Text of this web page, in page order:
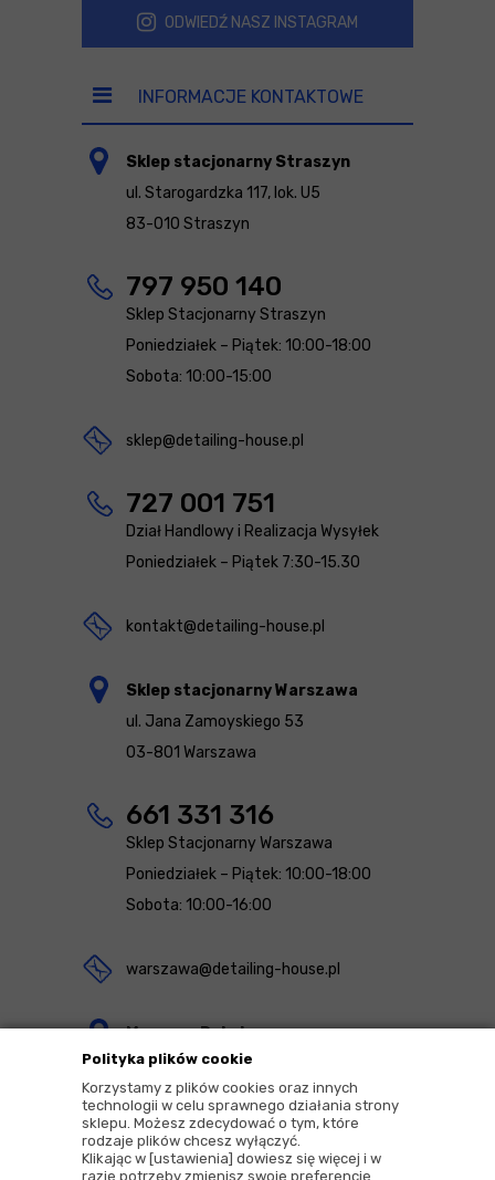
Polityka plików cookie
Korzystamy z plików cookies oraz innych
technologii w celu sprawnego działania strony
sklepu. Możesz zdecydować o tym, które
rodzaje plików chcesz wyłączyć.
Klikając w [ustawienia] dowiesz się więcej i w
razie potrzeby zmienisz swoje preferencje
ODWIEDŹ NASZ INSTAGRAM
INFORMACJE KONTAKTOWE
Sklep stacjonarny Straszyn
ul. Starogardzka 117, lok. U5
83-010 Straszyn
797 950 140
Sklep Stacjonarny Straszyn
Poniedziałek – Piątek: 10:00-18:00
Sobota: 10:00-15:00
sklep@detailing-house.pl
727 001 751
Dział Handlowy i Realizacja Wysyłek
Poniedziałek – Piątek 7:30-15.30
kontakt@detailing-house.pl
Sklep stacjonarny Warszawa
ul. Jana Zamoyskiego 53
03-801 Warszawa
661 331 316
Sklep Stacjonarny Warszawa
Poniedziałek – Piątek: 10:00-18:00
Sobota: 10:00-16:00
warszawa@detailing-house.pl
Magazyn Rekcin
Nomos Sp. z o.o. sp.k.
ul. Agrestowa 1
83-010 Rekcin